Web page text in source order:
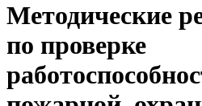
Методические
по проверке